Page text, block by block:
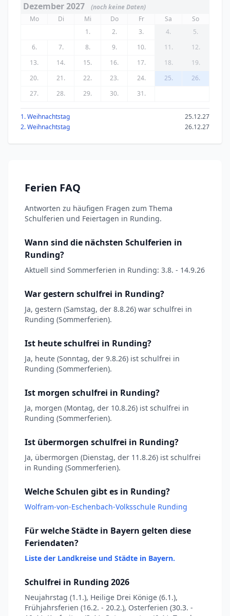
Dezember 2027
(noch keine Daten)
Mo
Di Mi Do Fr Sa
So
1.
2. 3. 4.
5.
6.
7. 8. 9. 10. 11.
12.
13.
14. 15. 16. 17. 18.
19.
20.
21. 22. 23. 24. 25.
26.
27.
28. 29. 30. 31.
1. Weihnachtstag
25.12.27
2. Weihnachtstag
26.12.27
Ferien FAQ
Antworten zu häufigen Fragen zum Thema
Schulferien und Feiertagen in Runding.
Wann sind die nächsten Schulferien in
Runding?
Aktuell sind Sommerferien in Runding: 3.8. - 14.9.26
War gestern schulfrei in Runding?
Ja, gestern (Samstag, der 8.8.26) war schulfrei in
Runding (Sommerferien).
Ist heute schulfrei in Runding?
Ja, heute (Sonntag, der 9.8.26) ist schulfrei in
Runding (Sommerferien).
Ist morgen schulfrei in Runding?
Ja, morgen (Montag, der 10.8.26) ist schulfrei in
Runding (Sommerferien).
Ist übermorgen schulfrei in Runding?
Ja, übermorgen (Dienstag, der 11.8.26) ist schulfrei
in Runding (Sommerferien).
Welche Schulen gibt es in Runding?
Wolfram-von-Eschenbach-Volksschule Runding
Für welche Städte in Bayern gelten diese
Feriendaten?
Liste der Landkreise und Städte in Bayern.
Schulfrei in Runding 2026
Neujahrstag (1.1.), Heilige Drei Könige (6.1.),
Frühjahrsferien (16.2. - 20.2.), Osterferien (30.3. -